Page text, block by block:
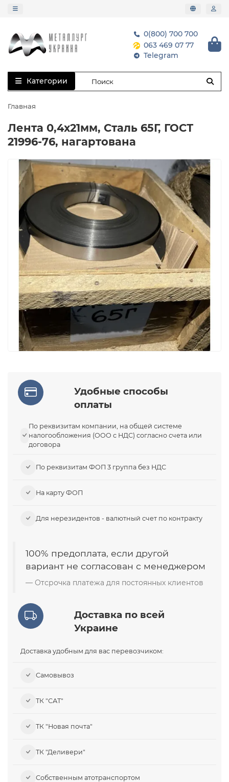
0(800) 700 700
063 469 07 77
Telegram
Категории
Главная
Лента 0,4х21мм, Сталь 65Г, ГОСТ
21996-76, нагартована
Удобные способы
оплаты
По реквизитам компании, на общей системе
налогообложения (ООО с НДС) согласно счета или
договора
По реквизитам ФОП 3 группа без НДС
На карту ФОП
Для нерезидентов - валютный счет по контракту
100% предоплата, если другой
вариант не согласован с менеджером
Отсрочка платежа для постоянных клиентов
Доставка по всей
Украине
Доставка удобным для вас перевозчиком:
Самовывоз​
ТК "САТ"
ТК "Новая почта"
ТК "Деливери"
Собственным атотранспортом